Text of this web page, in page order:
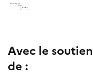
Avec le soutien
de :